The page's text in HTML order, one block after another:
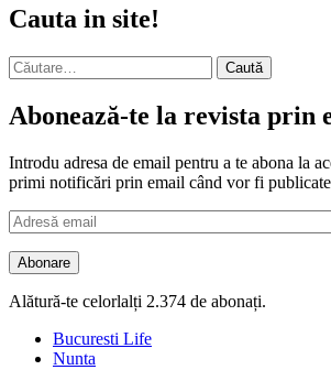
Cauta in site!
Caută
după:
Abonează-te la revista prin
Introdu adresa de email pentru a te abona la
primi notificări prin email când vor fi
Adresă
email
Abonare
Alătură-te celorlalți 2.374 de abonați.
Bucuresti Life
Nunta